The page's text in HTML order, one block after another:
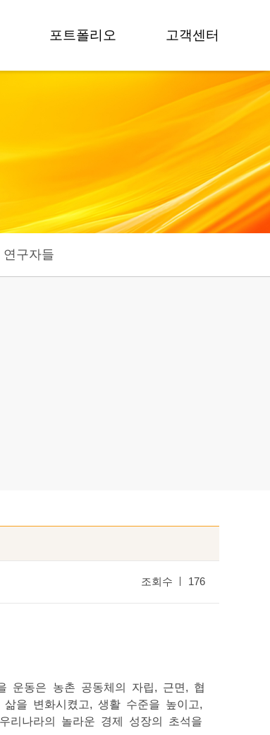
포트폴리오
영상갤러리
포토갤러리
고객센터
공지사항
상담 문의
연구자들
조회수 176
운동은 농촌 공동체의 자립, 근면, 협
을 변화시켰고, 생활 수준을 높이고,
리나라의 놀라운 경제 성장의 초석을